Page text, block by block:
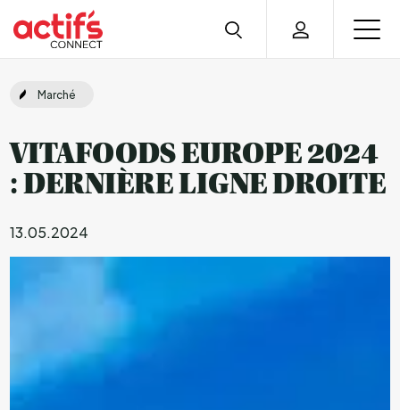
Marché
VITAFOODS EUROPE 2024
: DERNIÈRE LIGNE DROITE
13.05.2024